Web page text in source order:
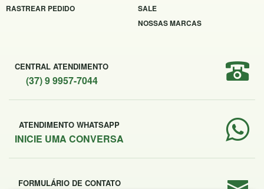
RASTREAR PEDIDO
SALE
NOSSAS MARCAS
CENTRAL ATENDIMENTO
(37) 9 9957-7044
ATENDIMENTO WHATSAPP
INICIE UMA CONVERSA
FORMULÁRIO DE CONTATO